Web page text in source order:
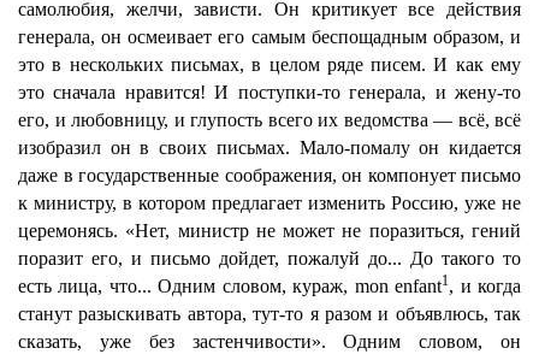
самолюбия, желчи, зависти. Он критикует все действия
генерала, он осмеивает его самым беспощадным образом, и
это в нескольких письмах, в целом ряде писем. И как ему
это сначала нравится! И поступки-то генерала, и жену-то
его, и любовницу, и глупость всего их ведомства — всё, всё
изобразил он в своих письмах. Мало-помалу он кидается
даже в государственные соображения, он компонует письмо
к министру, в котором предлагает изменить Россию, уже не
церемонясь. «Нет, министр не может не поразиться, гений
поразит его, и письмо дойдет, пожалуй до... До такого то
есть лица, что... Одним словом, кураж, mon enfant1, и когда
станут разыскивать автора, тут-то я разом и объявлюсь, так
сказать, уже без застенчивости». Одним словом, он